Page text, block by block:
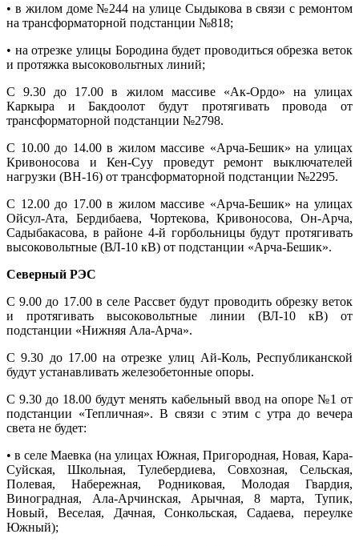
• в жилом доме №244 на улице Сыдыкова в связи с ремонтом
на трансформаторной подстанции №818;
• на отрезке улицы Бородина будет проводиться обрезка веток
и протяжка высоковольтных линий;
С 9.30 до 17.00 в жилом массиве «Ак-Ордо» на улицах
Каркыра и Бакдоолот будут протягивать провода от
трансформаторной подстанции №2798.
С 10.00 до 14.00 в жилом массиве «Арча-Бешик» на улицах
Кривоносова и Кен-Суу проведут ремонт выключателей
нагрузки (ВН-16) от трансформаторной подстанции №2295.
С 12.00 до 17.00 в жилом массиве «Арча-Бешик» на улицах
Ойсул-Ата, Бердибаева, Чортекова, Кривоносова, Он-Арча,
Садыбакасова, в районе 4-й горбольницы будут протягивать
высоковольтные (ВЛ-10 кВ) от подстанции «Арча-Бешик».
Северный РЭС
С 9.00 до 17.00 в селе Рассвет будут проводить обрезку веток
и протягивать высоковольтные линии (ВЛ-10 кВ) от
подстанции «Нижняя Ала-Арча».
С 9.30 до 17.00 на отрезке улиц Ай-Коль, Республиканской
будут устанавливать железобетонные опоры.
С 9.30 до 18.00 будут менять кабельный ввод на опоре №1 от
подстанции «Тепличная». В связи с этим с утра до вечера
света не будет:
• в селе Маевка (на улицах Южная, Пригородная, Новая, Кара-
Суйская, Школьная, Тулебердиева, Совхозная, Сельская,
Полевая, Набережная, Родниковая, Молодая Гвардия,
Виноградная, Ала-Арчинская, Арычная, 8 марта, Тупик,
Новый, Веселая, Дачная, Сонкольская, Садаева, переулке
Южный);